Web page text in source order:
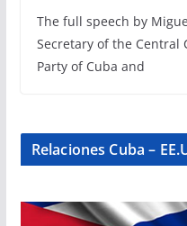
The full speech by
Secretary of the Central
Party of Cuba and
Relaciones Cuba –